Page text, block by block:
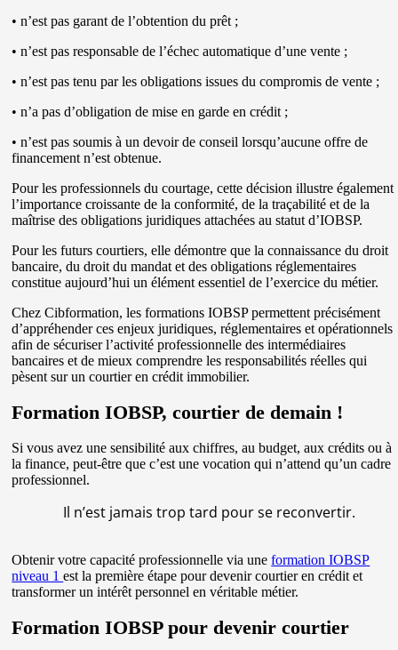
• n’est pas garant de l’obtention du prêt ;
• n’est pas responsable de l’échec automatique d’une vente ;
• n’est pas tenu par les obligations issues du compromis de vente ;
• n’a pas d’obligation de mise en garde en crédit ;
• n’est pas soumis à un devoir de conseil lorsqu’aucune offre de
financement n’est obtenue.
Pour les professionnels du courtage, cette décision illustre également
l’importance croissante de la conformité, de la traçabilité et de la
maîtrise des obligations juridiques attachées au statut d’IOBSP.
Pour les futurs courtiers, elle démontre que la connaissance du droit
bancaire, du droit du mandat et des obligations réglementaires
constitue aujourd’hui un élément essentiel de l’exercice du métier.
Chez Cibformation, les formations IOBSP permettent précisément
d’appréhender ces enjeux juridiques, réglementaires et opérationnels
afin de sécuriser l’activité professionnelle des intermédiaires
bancaires et de mieux comprendre les responsabilités réelles qui
pèsent sur un courtier en crédit immobilier.
Formation IOBSP, courtier de demain !
Si vous avez une sensibilité aux chiffres, au budget, aux crédits ou à
la finance, peut-être que c’est une vocation qui n’attend qu’un cadre
professionnel.
Il n’est jamais trop tard pour se reconvertir.
Obtenir votre capacité professionnelle via uneformation IOBSP
niveau 1est la première étape pour devenir courtier en crédit et
transformer un intérêt personnel en véritable métier.
Formation IOBSP pour devenir courtier